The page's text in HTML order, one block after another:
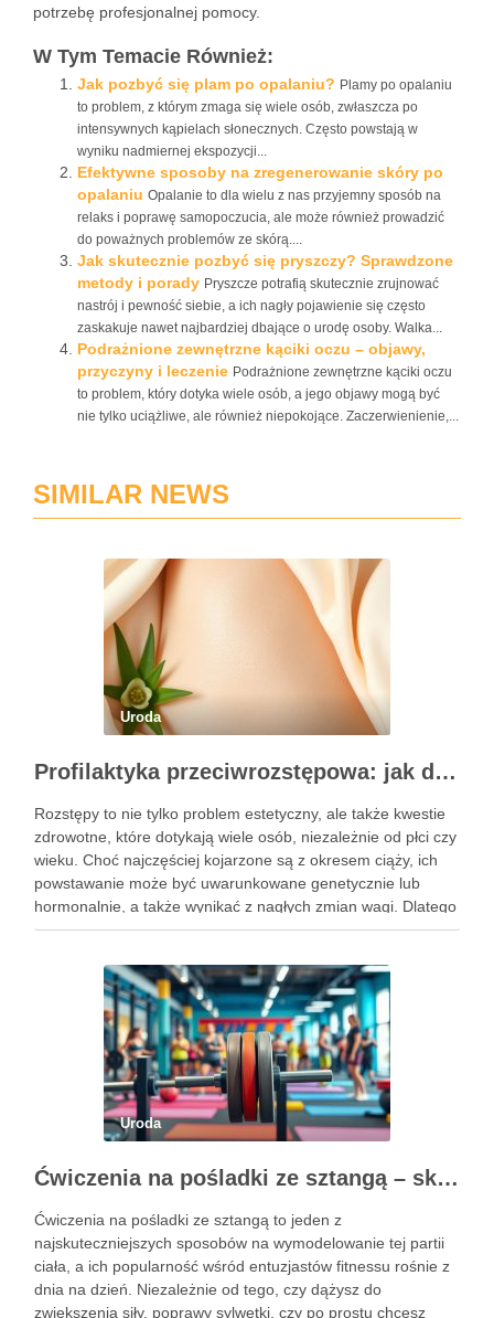
potrzebę profesjonalnej pomocy.
W Tym Temacie Również:
Jak pozbyć się plam po opalaniu? Plamy po opalaniu
to problem, z którym zmaga się wiele osób, zwłaszcza po
intensywnych kąpielach słonecznych. Często powstają w
wyniku nadmiernej ekspozycji...
Efektywne sposoby na zregenerowanie skóry po
opalaniu Opalanie to dla wielu z nas przyjemny sposób na
relaks i poprawę samopoczucia, ale może również prowadzić
do poważnych problemów ze skórą....
Jak skutecznie pozbyć się pryszczy? Sprawdzone
metody i porady Pryszcze potrafią skutecznie zrujnować
nastrój i pewność siebie, a ich nagły pojawienie się często
zaskakuje nawet najbardziej dbające o urodę osoby. Walka...
Podrażnione zewnętrzne kąciki oczu – objawy,
przyczyny i leczenie Podrażnione zewnętrzne kąciki oczu
to problem, który dotyka wiele osób, a jego objawy mogą być
nie tylko uciążliwe, ale również niepokojące. Zaczerwienienie,...
SIMILAR NEWS
Uroda
Profilaktyka przeciwrozstępowa: jak dbać o skórę skutecznie?
Rozstępy to nie tylko problem estetyczny, ale także kwestie
zdrowotne, które dotykają wiele osób, niezależnie od płci czy
wieku. Choć najczęściej kojarzone są z okresem ciąży, ich
powstawanie może być uwarunkowane genetycznie lub
hormonalnie, a także wynikać z nagłych zmian wagi. Dlatego
kluczowe jest, aby już od najmłodszych lat zadbać …
Uroda
Ćwiczenia na pośladki ze sztangą – skuteczne metody i techniki treningowe
Ćwiczenia na pośladki ze sztangą to jeden z
najskuteczniejszych sposobów na wymodelowanie tej partii
ciała, a ich popularność wśród entuzjastów fitnessu rośnie z
dnia na dzień. Niezależnie od tego, czy dążysz do
zwiększenia siły, poprawy sylwetki, czy po prostu chcesz